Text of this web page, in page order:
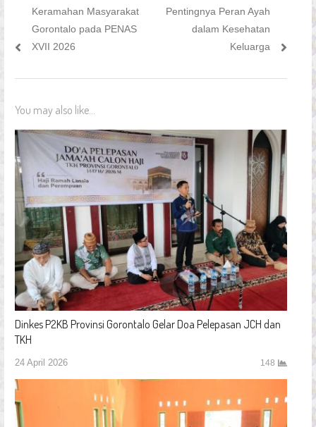
Keramahan Masyarakat
Gorontalo pada PENAS
XVII 2026
Pentingnya Peran Ayah
dalam Kesehatan
Keluarga
You may also like...
Dinkes P2KB Provinsi Gorontalo Gelar Doa Pelepasan JCH dan
TKH
24 April 2026 148